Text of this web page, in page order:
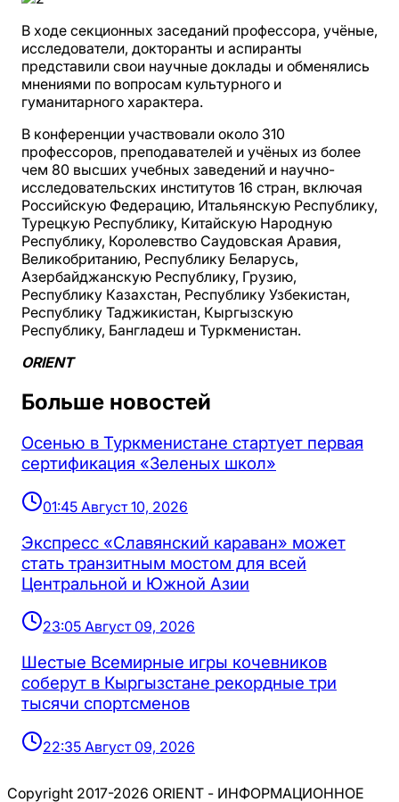
В ходе секционных заседаний профессора, учёные,
исследователи, докторанты и аспиранты
представили свои научные доклады и обменялись
мнениями по вопросам культурного и
гуманитарного характера.
В конференции участвовали около 310
профессоров, преподавателей и учёных из более
чем 80 высших учебных заведений и научно-
исследовательских институтов 16 стран, включая
Российскую Федерацию, Итальянскую Республику,
Турецкую Республику, Китайскую Народную
Республику, Королевство Саудовская Аравия,
Великобританию, Республику Беларусь,
Азербайджанскую Республику, Грузию,
Республику Казахстан, Республику Узбекистан,
Республику Таджикистан, Кыргызскую
Республику, Бангладеш и Туркменистан.
ORIENT
Больше новостей
Осенью в Туркменистане стартует первая
сертификация «Зеленых школ»
01:45 Август 10, 2026
Экспресс «Славянский караван» может
стать транзитным мостом для всей
Центральной и Южной Азии
23:05 Август 09, 2026
Шестые Всемирные игры кочевников
соберут в Кыргызстане рекордные три
тысячи спортсменов
22:35 Август 09, 2026
Copyright 2017-2026 ORIENT - ИНФОРМАЦИОННОЕ